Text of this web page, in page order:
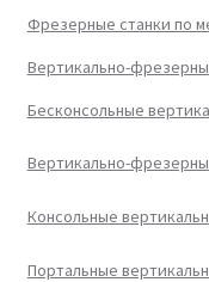
Фрезерные станки по
Вертикально-
Бесконсольные
Вертикально-
Консольные
Портальные